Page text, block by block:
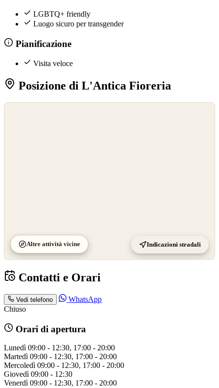
LGBTQ+ friendly
Luogo sicuro per transgender
Pianificazione
Visita veloce
Posizione di L'Antica Fioreria
Altre attività vicine Indicazioni stradali
Contatti e Orari
Vedi telefono
WhatsApp
Chiuso
Orari di apertura
Lunedì 09:00 - 12:30, 17:00 - 20:00
Martedì 09:00 - 12:30, 17:00 - 20:00
Mercoledì 09:00 - 12:30, 17:00 - 20:00
Giovedì 09:00 - 12:30
Venerdì 09:00 - 12:30, 17:00 - 20:00